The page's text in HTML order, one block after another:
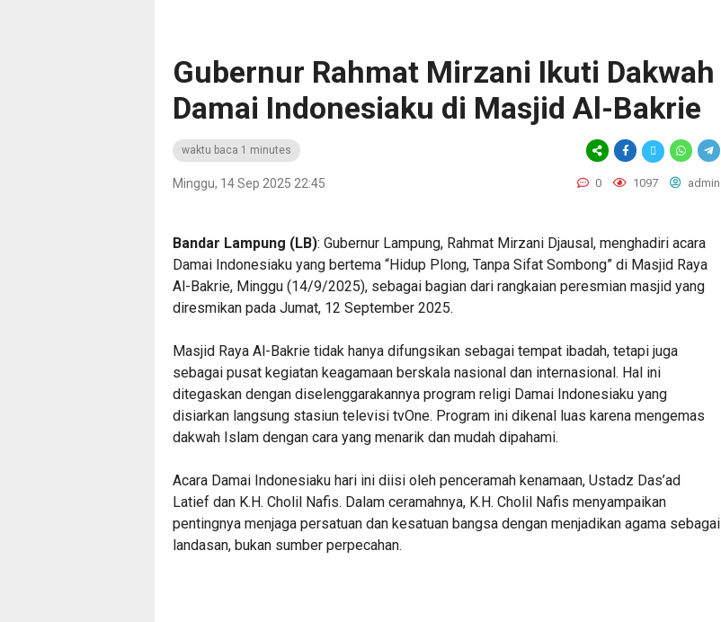
‎Gubernur Rahmat Mirzani Ikuti Dakwah
Damai Indonesiaku di Masjid Al-Bakrie ‎
waktu baca 1 minutes
Minggu, 14 Sep 2025 22:45 0 1097 admin
‎Bandar Lampung (LB): Gubernur Lampung, Rahmat Mirzani Djausal, menghadiri acara
Damai Indonesiaku yang bertema “Hidup Plong, Tanpa Sifat Sombong” di Masjid Raya
Al-Bakrie, Minggu (14/9/2025), sebagai bagian dari rangkaian peresmian masjid yang
diresmikan pada Jumat, 12 September 2025.
‎Masjid Raya Al-Bakrie tidak hanya difungsikan sebagai tempat ibadah, tetapi juga
sebagai pusat kegiatan keagamaan berskala nasional dan internasional. Hal ini
ditegaskan dengan diselenggarakannya program religi Damai Indonesiaku yang
disiarkan langsung stasiun televisi tvOne. Program ini dikenal luas karena mengemas
dakwah Islam dengan cara yang menarik dan mudah dipahami.
‎Acara Damai Indonesiaku hari ini diisi oleh penceramah kenamaan, Ustadz Das’ad
Latief dan K.H. Cholil Nafis. Dalam ceramahnya, K.H. Cholil Nafis menyampaikan
pentingnya menjaga persatuan dan kesatuan bangsa dengan menjadikan agama sebagai
landasan, bukan sumber perpecahan.